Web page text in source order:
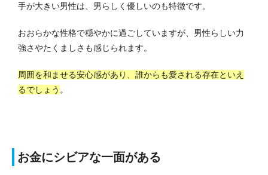
手が大きい男性は、男らしく優しいのも特徴です。
おおらかな性格で穏やかに過ごしていますが、男性らしい力
強さやたくましさも感じられます。
周囲を和ませる安心感があり、誰からも愛される存在といえ
るでしょう 。
お金にシビアな一面がある